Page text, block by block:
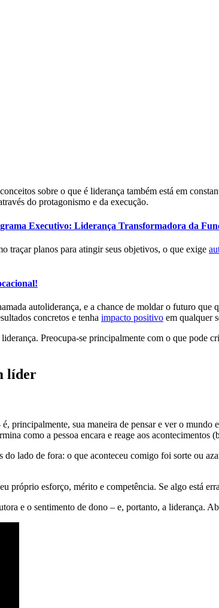
sobre o que é liderança também está em
do protagonismo e da execução.
Executivo: Liderança Transformadora da
traçar planos para atingir seus objetivos, o que exige
autoliderança, e a chance de moldar o futuro
concretos e tenha impacto positivo em qualquer
Preocupa-se principalmente com o que pode
líder
principalmente, sua maneira de pensar e ver o mundo
como a pessoa encara e reage aos acontecimentos
lado de fora: o que aconteceu comigo foi sorte ou
próprio esforço, mérito e competência. Se algo está
e o sentimento de dono – e, portanto, a liderança.